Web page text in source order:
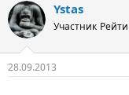
Ystas
Участник
28.09.2013